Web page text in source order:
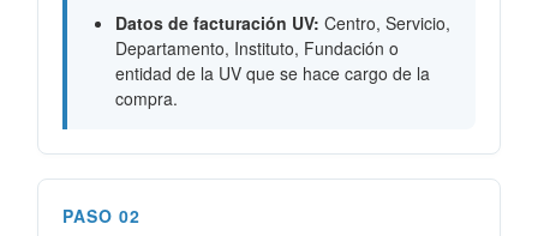
Datos de facturación UV: Centro, Servicio,
Departamento, Instituto, Fundación o
entidad de la UV que se hace cargo de la
compra.
PASO 02